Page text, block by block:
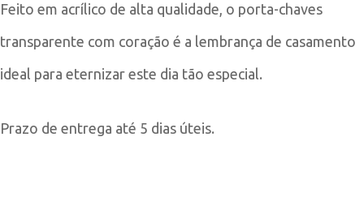
Feito em acrílico de alta qualidade, o porta-chaves
transparente com coração é a lembrança de casamento
ideal para eternizar este dia tão especial.
Prazo de entrega até 5 dias úteis.